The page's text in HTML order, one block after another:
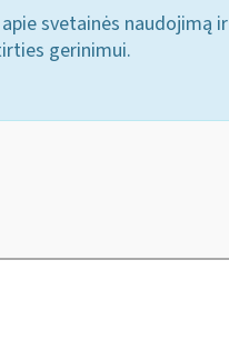
svetainės naudojimą ir
gerinimui.